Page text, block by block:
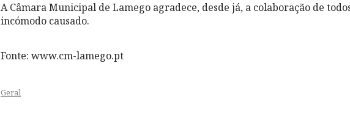
A Câmara Municipal de Lamego agradece, desde já, a colaboração de
incómodo causado.
Fonte: www.cm-lamego.pt
Geral